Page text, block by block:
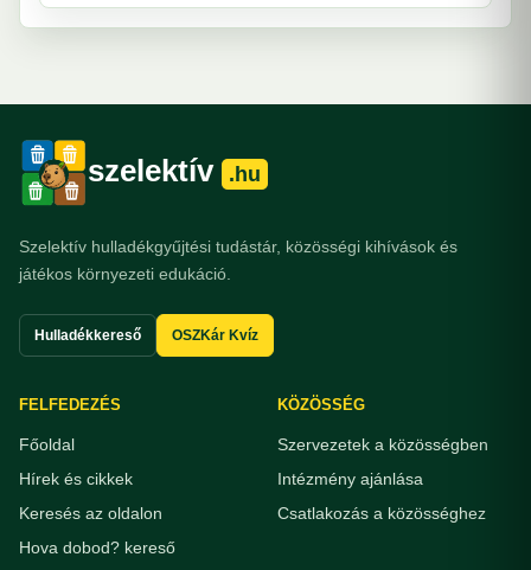
szelektív .hu
Szelektív hulladékgyűjtési tudástár, közösségi kihívások és
játékos környezeti edukáció.
Hulladékkereső OSZKár Kvíz
FELFEDEZÉS
Főoldal
Hírek és cikkek
Keresés az oldalon
Hova dobod? kereső
KÖZÖSSÉG
Szervezetek a közösségben
Intézmény ajánlása
Csatlakozás a közösséghez